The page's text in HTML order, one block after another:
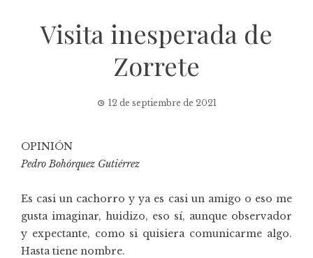
Visita inesperada de
Zorrete
12 de septiembre de 2021
OPINIÓN
Pedro Bohórquez Gutiérrez
Es casi un cachorro y ya es casi un amigo o eso me
gusta imaginar, huidizo, eso sí, aunque observador
y expectante, como si quisiera comunicarme algo.
Hasta tiene nombre.